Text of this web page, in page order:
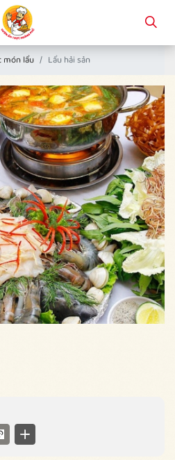
món lẩu Lẩu hải sản